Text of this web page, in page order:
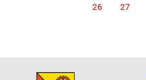
26
27